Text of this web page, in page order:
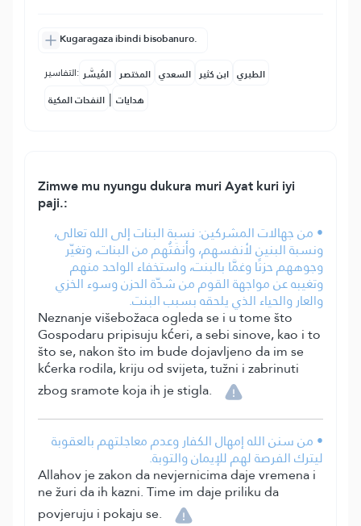
Kugaragaza ibindi bisobanuro.
التفاسير: المُيسَّر المختصر السعدي ابن كثير الطبري
النفحات المكية | هدايات
Zimwe mu nyungu dukura muri Ayat kuri iyi
paji.:
• من جهالات المشركين: نسبة البنات إلى الله تعالى،
ونسبة البنين لأنفسهم، وأَنفَتُهم من البنات، وتغيّر
وجوههم حزنًا وغمَّا بالبنت، واستخفاء الواحد منهم
وتغيبه عن مواجهة القوم من شدّة الحزن وسوء الخزي
والعار والحياء الذي يلحقه بسبب البنت.
Neznanje višebožaca ogleda se i u tome što
Gospodaru pripisuju kćeri, a sebi sinove, kao i to
što se, nakon što im bude dojavljeno da im se
kćerka rodila, kriju od svijeta, tužni i zabrinuti
zbog sramote koja ih je stigla.
• من سنن الله إمهال الكفار وعدم معاجلتهم بالعقوبة
ليترك الفرصة لهم للإيمان والتوبة.
Allahov je zakon da nevjernicima daje vremena i
ne žuri da ih kazni. Time im daje priliku da
povjeruju i pokaju se.